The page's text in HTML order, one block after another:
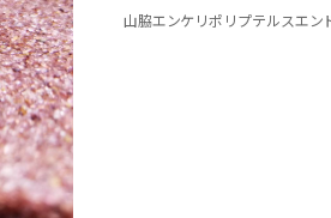
山脇エンケリポリプテルスエン